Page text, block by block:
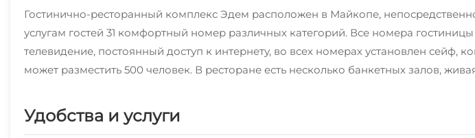
Гостинично-ресторанный комплекс Эдем расположен в Майкопе,
услугам гостей 31 комфортный номер различных категорий. Все номера
телевидение, постоянный доступ к интернету, во всех номерах установлен
может разместить 500 человек. В ресторане есть несколько банкетных залов,
Удобства и услуги